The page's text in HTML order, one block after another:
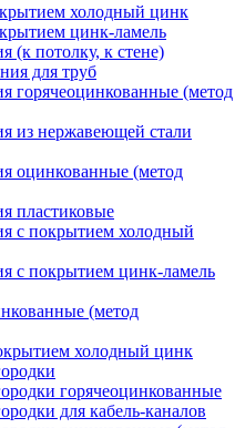
холодный цинк
цинк-ламель
(к потолку, к стене)
для труб
горячеоцинкованные (метод
из нержавеющей стали
оцинкованные (метод
пластиковые
с покрытием холодный
с покрытием цинк-ламель
(метод
холодный цинк
горячеоцинкованные
для кабель-каналов